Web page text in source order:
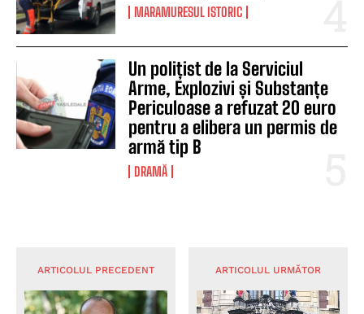
MARAMURESUL ISTORIC
Un polițist de la Serviciul
Arme, Explozivi și Substanțe
Periculoase a refuzat 20 euro
pentru a elibera un permis de
armă tip B
DRAMĂ
ARTICOLUL PRECEDENT ARTICOLUL URMĂTOR